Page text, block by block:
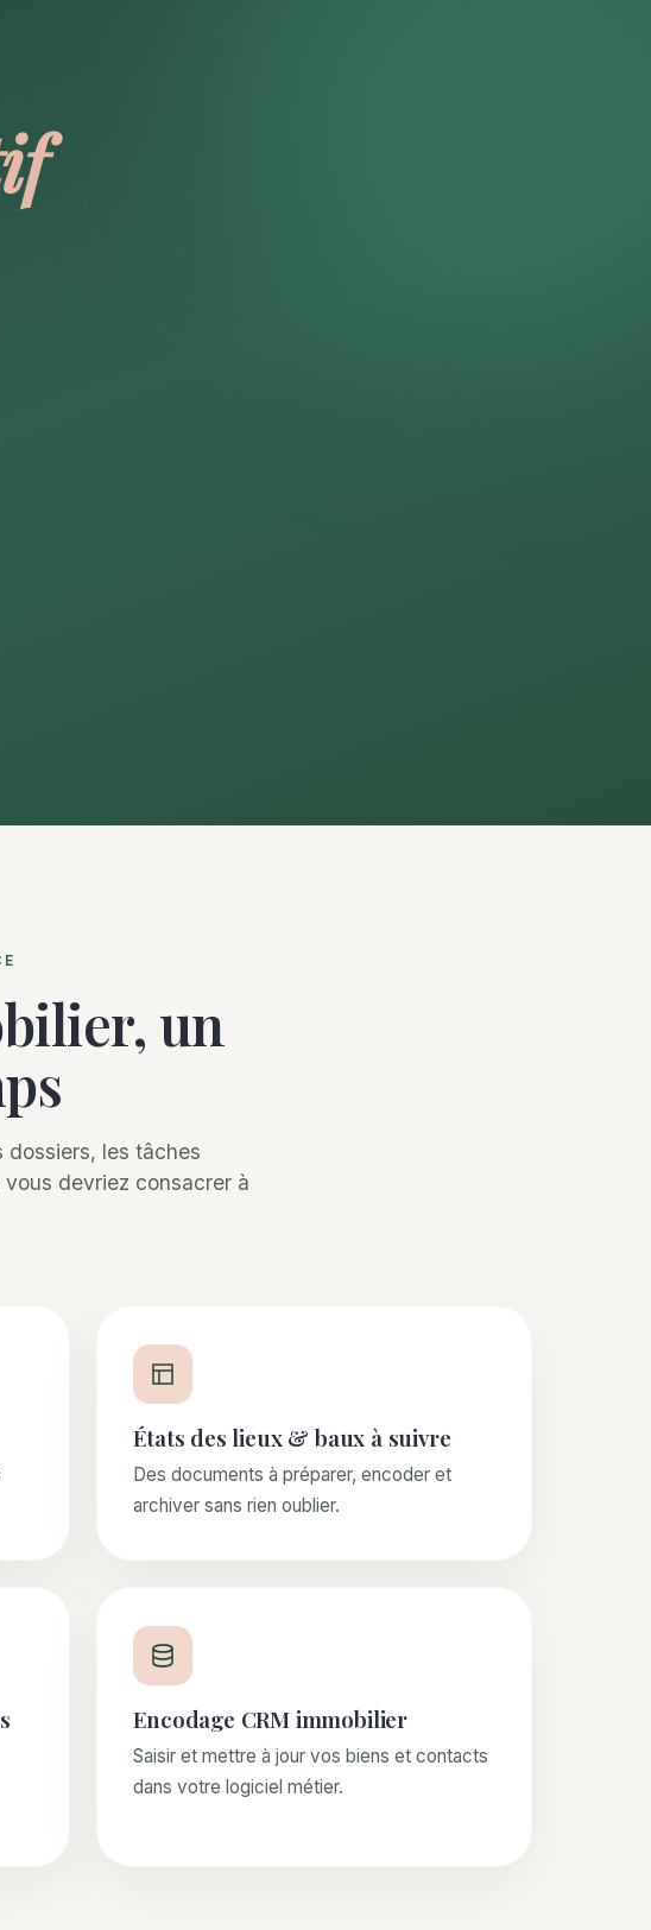
un
dossiers, les tâches
devriez consacrer à
États des lieux & baux à suivre
Des documents à préparer, encoder et
archiver sans rien oublier.
Encodage CRM immobilier
Saisir et mettre à jour vos biens et contacts
dans votre logiciel métier.